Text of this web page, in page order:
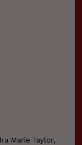
Marie Taylor,